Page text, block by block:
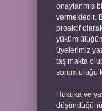
onaylanmış
vermektedir.
proaktif
üyelerimiz
taşımakta
sorumluluğu
Hukuka ve